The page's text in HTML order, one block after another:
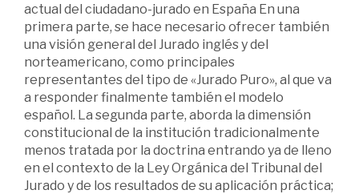
actual del ciudadano-jurado en España En una
primera parte, se hace necesario ofrecer también
una visión general del Jurado inglés y del
norteamericano, como principales
representantes del tipo de «Jurado Puro», al que va
a responder finalmente también el modelo
español. La segunda parte, aborda la dimensión
constitucional de la institución tradicionalmente
menos tratada por la doctrina entrando ya de lleno
en el contexto de la Ley Orgánica del Tribunal del
Jurado y de los resultados de su aplicación práctica;